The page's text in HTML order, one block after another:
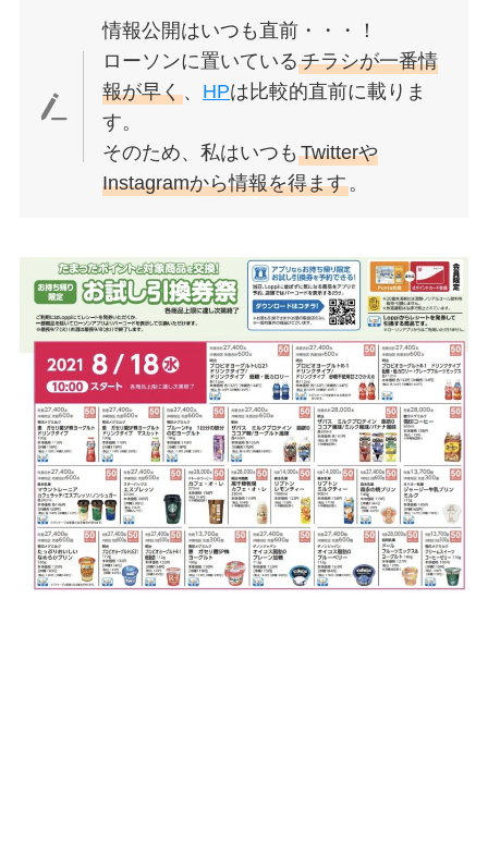
情報公開はいつも直前・・・！
ローソンに置いているチラシが一番情
報が早く、 HPは比較的直前に載りま
す。
そのため、私はいつもTwitterや
Instagramから情報を得ます。